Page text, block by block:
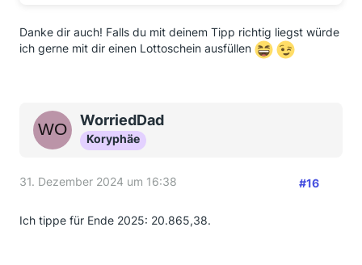
Danke dir auch! Falls du mit deinem Tipp richtig liegst würde
ich gerne mit dir einen Lottoschein ausfüllen
WorriedDad
Koryphäe
31. Dezember 2024 um 16:38 #16
Ich tippe für Ende 2025: 20.865,38.